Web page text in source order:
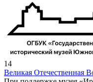
14
Великая Отечественная